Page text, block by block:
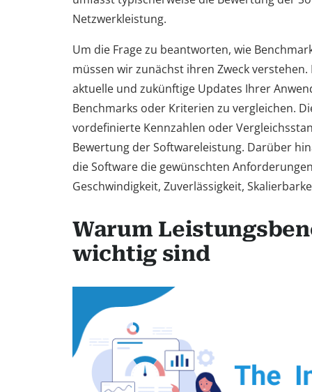
Netzwerkleistung.
Um die Frage zu beantworten, wie
müssen wir zunächst ihren Zweck
aktuelle und zukünftige Updates Ihrer
Benchmarks oder Kriterien zu vergleichen.
vordefinierte Kennzahlen oder
Bewertung der Softwareleistung. Darüber
die Software die gewünschten
Geschwindigkeit, Zuverlässigkeit,
Warum
wichtig sind